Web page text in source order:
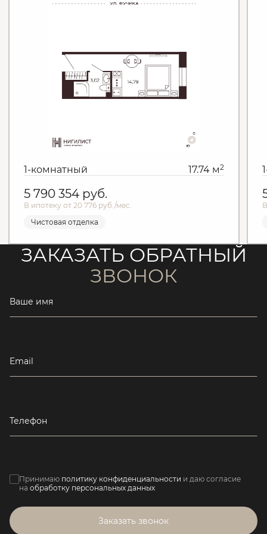
1-комнатный 17.74 м2
5 790 354 руб.
В ипотеку от 20 776 руб./мес.
Чистовая отделка
ЗАКАЗАТЬ ОБРАТНЫЙ
ЗВОНОК
Ваше имя
Email
Телефон
Принимаю политику конфиденциальности и даю согласие
на обработку персональных данных
Заказать звонок